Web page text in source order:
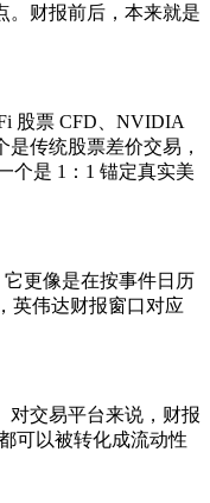
。财报前后，本来就是
股票 CFD、NVIDIA
传统股票差价交易，
个是 1：1 锚定真实美
更像是在按事件日历
英伟达财报窗口对应
对交易平台来说，财报
可以被转化成流动性